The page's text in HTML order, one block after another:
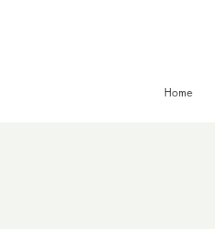
Home